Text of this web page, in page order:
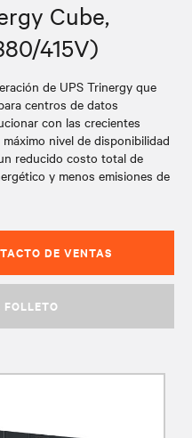
Cube,
415V)
de UPS Trinergy que
centros de datos
con las crecientes
nivel de disponibilidad
reducido costo total de
y menos emisiones de
DE VENTAS
FOLLETO